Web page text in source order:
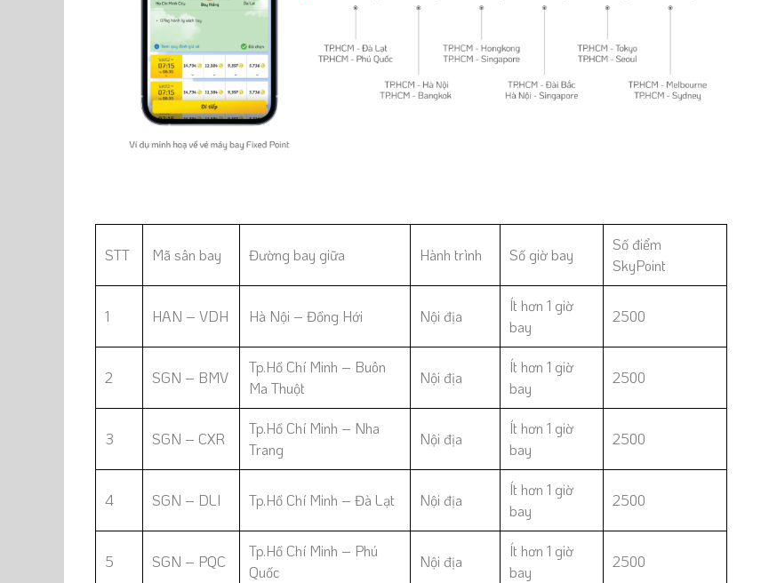
STT Mã sân bay Đường bay giữa Hành trình Số giờ bay
Số điểm
SkyPoint
1 HAN – VDH Hà Nội – Đồng Hới Nội địa
Ít hơn 1 giờ
bay
2500
2 SGN – BMV
Tp.Hồ Chí Minh – Buôn
Ma Thuột
Nội địa
Ít hơn 1 giờ
bay
2500
3 SGN – CXR
Tp.Hồ Chí Minh – Nha
Trang
Nội địa
Ít hơn 1 giờ
bay
2500
4 SGN – DLI Tp.Hồ Chí Minh – Đà Lạt Nội địa
Ít hơn 1 giờ
bay
2500
5 SGN – PQC
Tp.Hồ Chí Minh – Phú
Quốc
Nội địa
Ít hơn 1 giờ
bay
2500